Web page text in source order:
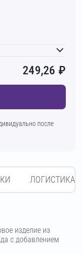
249,26 ₽
после
ЛОГИСТИКА
изделие из
с добавлением